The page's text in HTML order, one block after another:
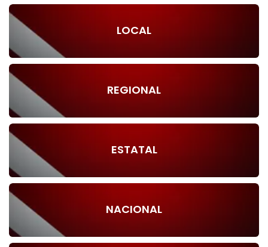
LOCAL
REGIONAL
ESTATAL
NACIONAL